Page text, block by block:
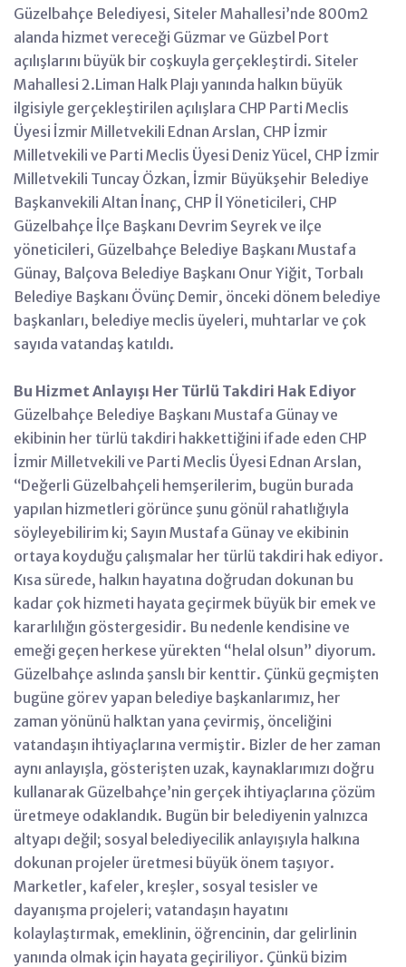
Güzelbahçe Belediyesi, Siteler Mahallesi’nde 800m2
alanda hizmet vereceği Güzmar ve Güzbel Port
açılışlarını büyük bir coşkuyla gerçekleştirdi. Siteler
Mahallesi 2.Liman Halk Plajı yanında halkın büyük
ilgisiyle gerçekleştirilen açılışlara CHP Parti Meclis
Üyesi İzmir Milletvekili Ednan Arslan, CHP İzmir
Milletvekili ve Parti Meclis Üyesi Deniz Yücel, CHP İzmir
Milletvekili Tuncay Özkan, İzmir Büyükşehir Belediye
Başkanvekili Altan İnanç, CHP İl Yöneticileri, CHP
Güzelbahçe İlçe Başkanı Devrim Seyrek ve ilçe
yöneticileri, Güzelbahçe Belediye Başkanı Mustafa
Günay, Balçova Belediye Başkanı Onur Yiğit, Torbalı
Belediye Başkanı Övünç Demir, önceki dönem belediye
başkanları, belediye meclis üyeleri, muhtarlar ve çok
sayıda vatandaş katıldı.
Bu Hizmet Anlayışı Her Türlü Takdiri Hak Ediyor
Güzelbahçe Belediye Başkanı Mustafa Günay ve
ekibinin her türlü takdiri hakkettiğini ifade eden CHP
İzmir Milletvekili ve Parti Meclis Üyesi Ednan Arslan,
‘‘Değerli Güzelbahçeli hemşerilerim, bugün burada
yapılan hizmetleri görünce şunu gönül rahatlığıyla
söyleyebilirim ki; Sayın Mustafa Günay ve ekibinin
ortaya koyduğu çalışmalar her türlü takdiri hak ediyor.
Kısa sürede, halkın hayatına doğrudan dokunan bu
kadar çok hizmeti hayata geçirmek büyük bir emek ve
kararlılığın göstergesidir. Bu nedenle kendisine ve
emeği geçen herkese yürekten “helal olsun” diyorum.
Güzelbahçe aslında şanslı bir kenttir. Çünkü geçmişten
bugüne görev yapan belediye başkanlarımız, her
zaman yönünü halktan yana çevirmiş, önceliğini
vatandaşın ihtiyaçlarına vermiştir. Bizler de her zaman
aynı anlayışla, gösterişten uzak, kaynaklarımızı doğru
kullanarak Güzelbahçe’nin gerçek ihtiyaçlarına çözüm
üretmeye odaklandık. Bugün bir belediyenin yalnızca
altyapı değil; sosyal belediyecilik anlayışıyla halkına
dokunan projeler üretmesi büyük önem taşıyor.
Marketler, kafeler, kreşler, sosyal tesisler ve
dayanışma projeleri; vatandaşın hayatını
kolaylaştırmak, emeklinin, öğrencinin, dar gelirlinin
yanında olmak için hayata geçiriliyor. Çünkü bizim